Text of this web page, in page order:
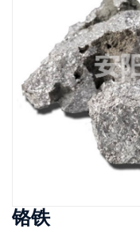
铬铁